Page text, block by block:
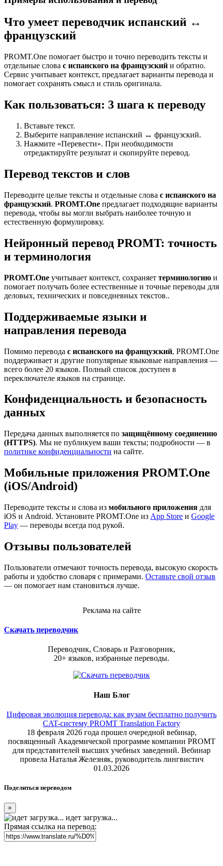
Что умеет переводчик испанский ↔
французский
PROMT.One помогает быстро и точно переводить тексты и
отдельные слова с испанского на французский и обратно.
Сервис учитывает контекст, предлагает варианты перевода и
помогает сохранять смысл и стиль оригинала.
Как пользоваться: 3 шага к переводу
Вставьте текст.
Выберите направление испанский ↔ французский.
Нажмите «Перевести». При необходимости
отредактируйте результат и скопируйте перевод.
Перевод текстов и слов
Переводите целые тексты и отдельные слова с испанского на
французский. PROMT.One предлагает подходящие варианты
перевода, чтобы вы могли выбрать наиболее точную и
естественную формулировку.
Нейронный перевод PROMT: точность
и терминология
PROMT.One учитывает контекст, сохраняет терминологию и
помогает получать более естественные и точные переводы для
деловых, технических и повседневных текстов..
Поддерживаемые языки и
направления перевода
Помимо перевода с испанского на французский, PROMT.One
поддерживает и другие популярные языковые направления —
всего более 20 языков. Полный список доступен в
переключателе языков на странице.
Конфиденциальность и безопасность
данных
Передача данных выполняется по защищённому соединению
(HTTPS). Мы не публикуем ваши тексты; подробности — в
политике конфиденциальности на сайте.
Мобильные приложения PROMT.One
(iOS/Android)
Переводите тексты и слова из мобильного приложения для
iOS и Android. Установите PROMT.One из App Store и Google
Play — переводы всегда под рукой.
Отзывы пользователей
Пользователи отмечают точность перевода, высокую скорость
работы и удобство словаря с примерами. Оставьте свой отзыв
— он помогает нам становиться лучше.
Реклама на сайте
Скачать переводчик
Переводчик, Словарь и Разговорник,
20+ языков, избранные переводы.
Наш Блог
Цифровая эволюция перевода: как вузам бесплатно получить
CAT-систему PROMT Translation Factory
18 февраля 2026 года прошел очередной вебинар,
посвященный Академической программе компании PROMT
для представителей высших учебных заведений. Вебинар
провела Наталья Железняк, руководитель лингвистич
01.03.2026
Поделиться переводом
×
идет загрузка...
Прямая ссылка на перевод: